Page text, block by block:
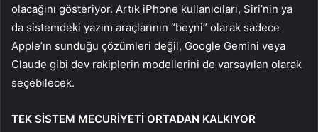
olacağını gösteriyor. Artık iPhone kullanıcıları, Siri’nin ya
da sistemdeki yazım araçlarının “beyni” olarak sadece
Apple’ın sunduğu çözümleri değil, Google Gemini veya
Claude gibi dev rakiplerin modellerini de varsayılan olarak
seçebilecek.
TEK SİSTEM MECURİYETİ ORTADAN KALKIYOR